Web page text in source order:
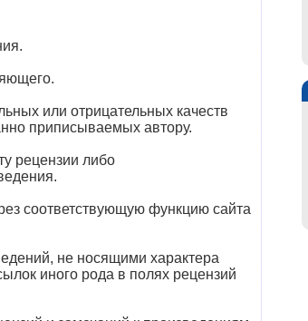
или отрицательных качеств
приписываемых автору.
рецензии либо
соответствующую функцию сайта
не носящими характера
иного рода в полях рецензий